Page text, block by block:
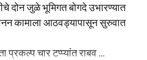
दोन जुळे भूमिगत बोगदे उभारण्यात
कामाला आठवड्यापासून सुरुवात
चार टप्प्यांत राबव ...